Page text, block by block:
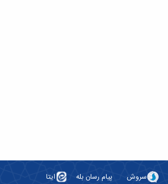
سروش پیام رسان بله ایتا